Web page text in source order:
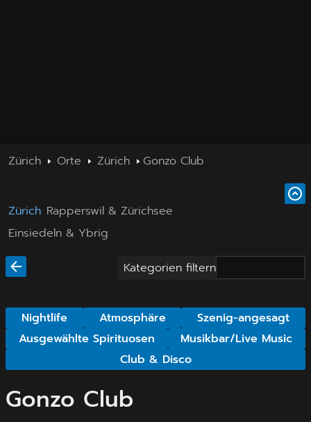
Zürich Orte Zürich Gonzo Club
Zürich Rapperswil & Zürichsee
Einsiedeln & Ybrig
Kategorien filtern
Nightlife Atmosphäre
Szenig-angesagt
Ausgewählte Spirituosen
Musikbar/Live Music
Club & Disco
Gonzo Club